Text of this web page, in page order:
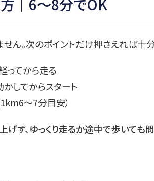
ん。次のポイントだけ押さえれば十分
ってから走る
かしてからスタート
〜7分目安）
ず、 ゆっくり走るか途中で歩いても